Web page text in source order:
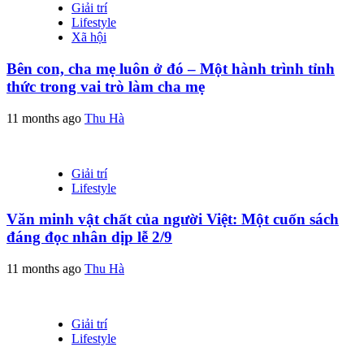
Giải trí
Lifestyle
Xã hội
Bên con, cha mẹ luôn ở đó – Một hành trình tỉnh
thức trong vai trò làm cha mẹ
11 months ago Thu Hà
Giải trí
Lifestyle
Văn minh vật chất của người Việt: Một cuốn sách
đáng đọc nhân dịp lễ 2/9
11 months ago Thu Hà
Giải trí
Lifestyle